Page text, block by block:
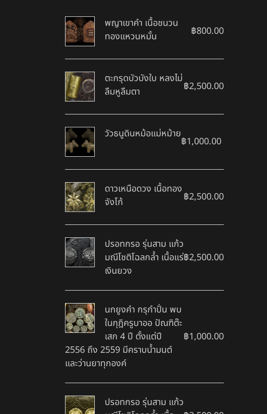
พญาเขาคำ เนื้อชนวน
ทองแหวนหมั้น
฿800.00
ตะกรุดบัวบังใบ หลงไม่
ลืมหูลืมตา
฿2,500.00
วัวธนูดินหม้อแม่หม้าย
฿1,000.00
ดาวเหนือดวง เนื้อทอง
จังโก้
฿2,500.00
ปรอทกรอ รุ่นสาม แก้ว
มณีโชติโฉลกล้ำ เนื้อแร่
เงินยวง
฿2,500.00
นกยูงคำ กรุกำปั่น พบ
ในกุฎิครูบาออ ปัณฑิต๊ะ
เสก 4 ปี ตั้งแต่ปี
2556 ถึง 2559 มีคราบน้ำมนต์
และว่านยาทุกองค์
฿1,000.00
ปรอทกรอ รุ่นสาม แก้ว